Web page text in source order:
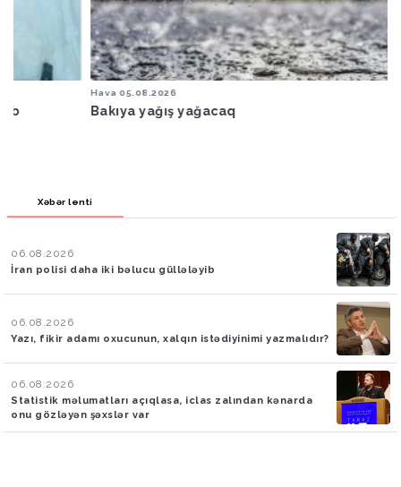
05.08.2026
Bakıya yağış yağacaq
Xəbər lenti
06.08.2026
İran polisi daha iki bəlucu güllələyib
06.08.2026
Yazı, fikir adamı oxucunun, xalqın istədiyinimi yazmalıdır?
06.08.2026
Statistik məlumatları açıqlasa, iclas zalından kənarda
onu gözləyən şəxslər var